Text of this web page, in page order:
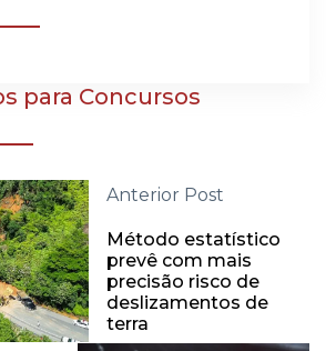
para Concursos
Anterior Post
Método estatístico
prevê com mais
precisão risco de
deslizamentos de
terra